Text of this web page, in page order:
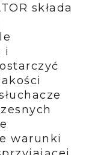
składa
i
warunki